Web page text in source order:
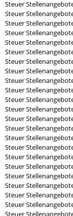
Steuer
Steuer
Steuer
Steuer
Steuer
Steuer
Steuer
Steuer
Steuer
Steuer
Steuer
Steuer
Steuer
Steuer
Steuer
Steuer
Steuer
Steuer
Steuer
Steuer
Steuer
Steuer
Steuer